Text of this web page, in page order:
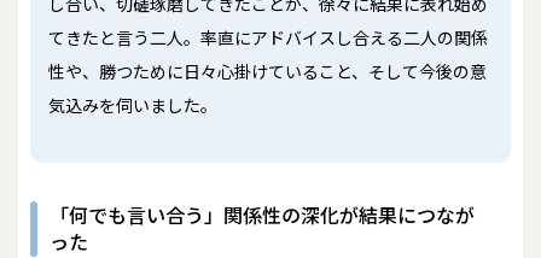
てきたと言う二人。率直にアドバイスし合える二人の関係
性や、勝つために日々心掛けていること、そして今後の意
気込みを伺いました。
「何でも言い合う」関係性の深化が結果につなが
った